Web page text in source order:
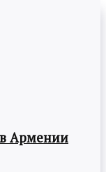
в Армении